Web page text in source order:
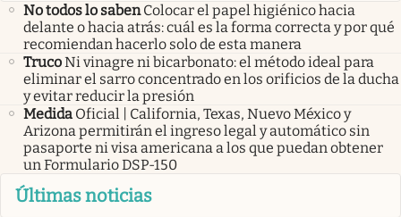
No todos lo saben Colocar el papel higiénico hacia
delante o hacia atrás: cuál es la forma correcta y por qué
recomiendan hacerlo solo de esta manera
TrucoNi vinagre ni bicarbonato: el método ideal para
eliminar el sarro concentrado en los orificios de la ducha
y evitar reducir la presión
Medida Oficial | California, Texas, Nuevo México y
Arizona permitirán el ingreso legal y automático sin
pasaporte ni visa americana a los que puedan obtener
un Formulario DSP-150
Últimas noticias